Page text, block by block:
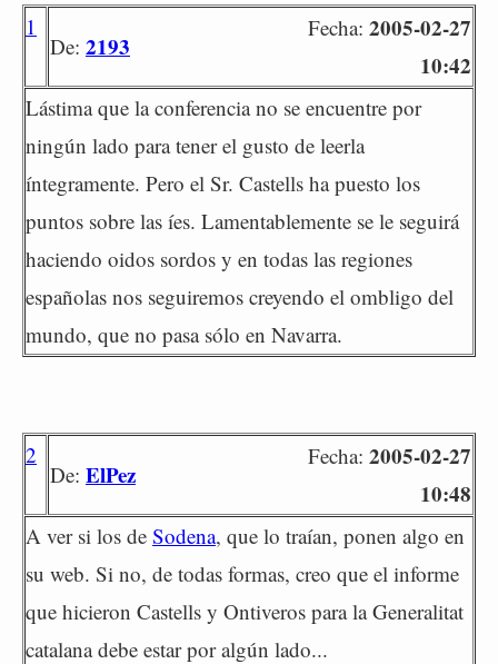
1
De: 2193
Fecha: 2005-02-27
10:42
Lástima que la conferencia no se encuentre por
ningún lado para tener el gusto de leerla
íntegramente. Pero el Sr. Castells ha puesto los
puntos sobre las íes. Lamentablemente se le seguirá
haciendo oidos sordos y en todas las regiones
españolas nos seguiremos creyendo el ombligo del
mundo, que no pasa sólo en Navarra.
2
De: ElPez
Fecha: 2005-02-27
10:48
A ver si los de Sodena, que lo traían, ponen algo en
su web. Si no, de todas formas, creo que el informe
que hicieron Castells y Ontiveros para la Generalitat
catalana debe estar por algún lado...